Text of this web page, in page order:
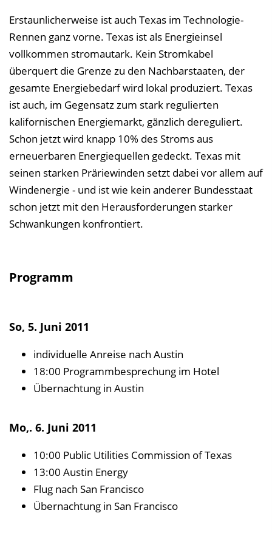
Erstaunlicherweise ist auch Texas im Technologie-
Rennen ganz vorne. Texas ist als Energieinsel
vollkommen stromautark. Kein Stromkabel
überquert die Grenze zu den Nachbarstaaten, der
gesamte Energiebedarf wird lokal produziert. Texas
ist auch, im Gegensatz zum stark regulierten
kalifornischen Energiemarkt, gänzlich dereguliert.
Schon jetzt wird knapp 10% des Stroms aus
erneuerbaren Energiequellen gedeckt. Texas mit
seinen starken Präriewinden setzt dabei vor allem auf
Windenergie - und ist wie kein anderer Bundesstaat
schon jetzt mit den Herausforderungen starker
Schwankungen konfrontiert.
Programm
So, 5. Juni 2011
individuelle Anreise nach Austin
18:00 Programmbesprechung im Hotel
Übernachtung in Austin
Mo,. 6. Juni 2011
10:00 Public Utilities Commission of Texas
13:00 Austin Energy
Flug nach San Francisco
Übernachtung in San Francisco